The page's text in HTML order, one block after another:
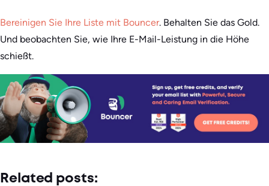
Bereinigen Sie Ihre Liste mit Bouncer. Behalten Sie das Gold.
Und beobachten Sie, wie Ihre E-Mail-Leistung in die Höhe
schießt.
Related posts: